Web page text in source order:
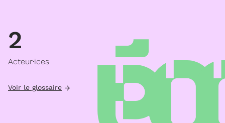
2
Acteur·ices
Voir le glossaire